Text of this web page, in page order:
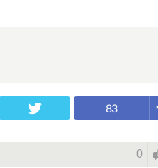
83
0